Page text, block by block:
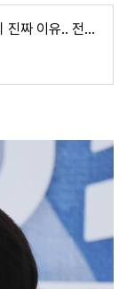
배우 "장릉혁", 대박 인기의 진짜 이유.. 전부 "쉬이뤄" 덕분?!전부 자본이 선택한 그 뒤에 숨겨진